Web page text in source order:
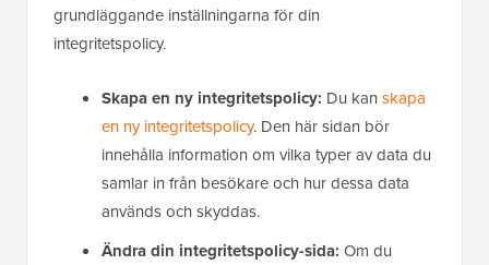
grundläggande inställningarna för din
integritetspolicy.
Skapa en ny integritetspolicy: Du kan skapa
en ny integritetspolicy. Den här sidan bör
innehålla information om vilka typer av data du
samlar in från besökare och hur dessa data
används och skyddas.
Ändra din integritetspolicy-sida: Om du